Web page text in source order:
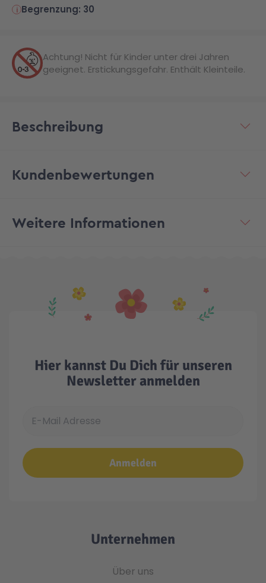
Begrenzung: 30
Achtung! Nicht für Kinder unter drei Jahren
geeignet. Erstickungsgefahr. Enthält Kleinteile.
Beschreibung
Kundenbewertungen
Weitere Informationen
Hier kannst Du Dich für unseren
Newsletter anmelden
Anmelden
Unternehmen
Über uns